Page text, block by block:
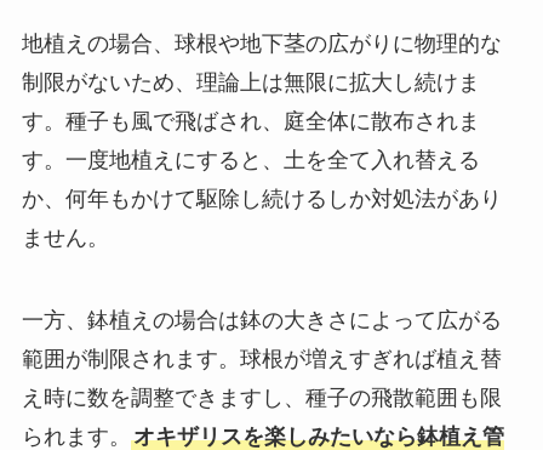
地植えの場合、球根や地下茎の広がりに物理的な
制限がないため、理論上は無限に拡大し続けま
す。種子も風で飛ばされ、庭全体に散布されま
す。一度地植えにすると、土を全て入れ替える
か、何年もかけて駆除し続けるしか対処法があり
ません。
一方、鉢植えの場合は鉢の大きさによって広がる
範囲が制限されます。球根が増えすぎれば植え替
え時に数を調整できますし、種子の飛散範囲も限
られます。 オキザリスを楽しみたいなら鉢植え管